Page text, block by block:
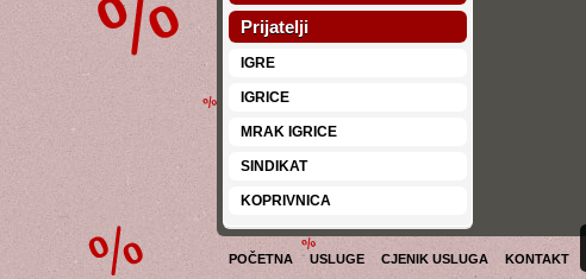
Prijatelji
IGRE
IGRICE
MRAK IGRICE
SINDIKAT
KOPRIVNICA
POČETNA USLUGE CJENIK USLUGA KONTAKT